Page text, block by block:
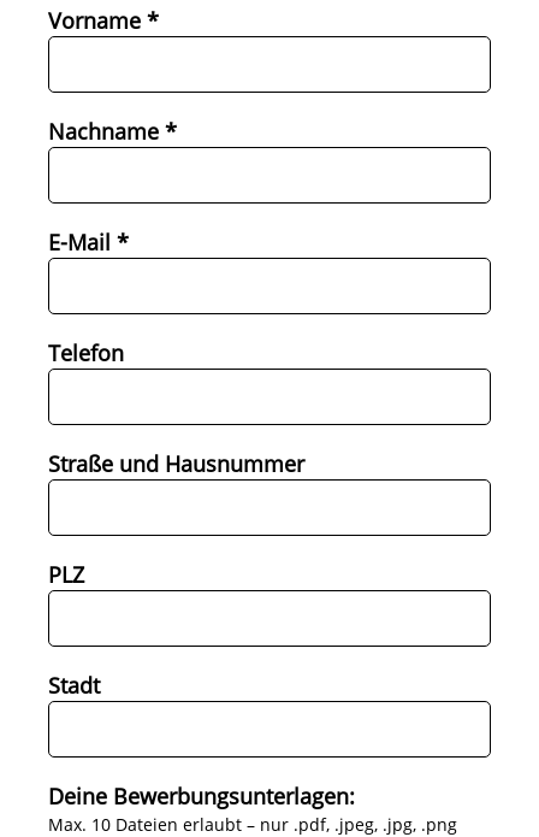
Vorname *
Nachname *
E-Mail *
Telefon
Straße und Hausnummer
PLZ
Stadt
Deine Bewerbungsunterlagen:
Max. 10 Dateien erlaubt – nur .pdf, .jpeg, .jpg, .png